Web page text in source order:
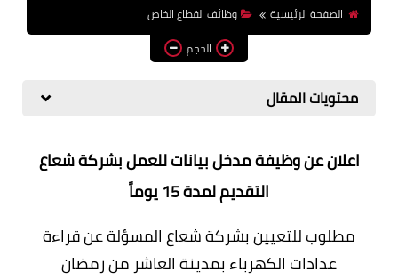
وظائف اعضاء هيئة تدريس
بالجامعات والمعاهد
الصفحة الرئيسية
وظائف القطاع الخاص
الحجم
محتويات المقال
اعلان عن وظيفة مدخل بيانات للعمل بشركة شعاع
التقديم لمدة 15 يوماً
مطلوب للتعيين بشركة شعاع المسؤلة عن قراءة
عدادات الكهرباء بمدينة العاشر من رمضان